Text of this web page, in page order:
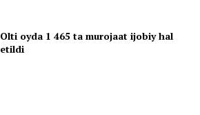
Olti oyda 1 465 ta murojaat ijobiy hal
etildi